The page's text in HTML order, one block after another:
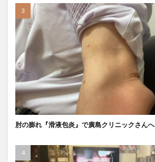
肘の膨れ『滑液包炎』で廣島クリニックさんへ